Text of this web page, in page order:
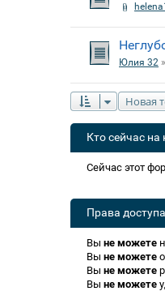
helena1
Юлия 32
Новая
Кто сейчас
Сейчас этот
Права доступа
Вы не можете
Вы не можете
Вы не можете
Вы не можете